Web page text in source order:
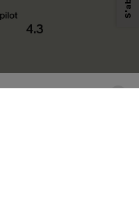
4.3
à notre
Politique de
à tout moment.